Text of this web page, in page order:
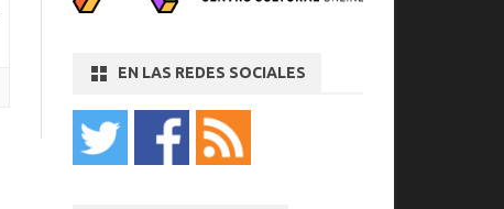
EN LAS REDES SOCIALES